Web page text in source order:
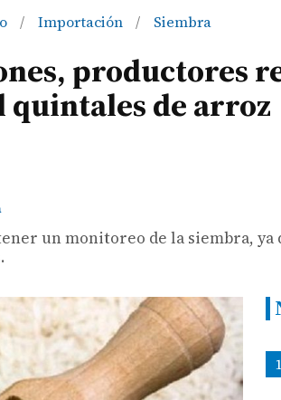
/ Importación / Siembra
productores
de arroz
un monitoreo de la siembra,
1